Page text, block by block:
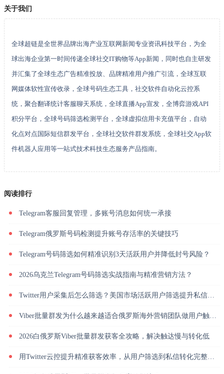
关于我们
全球超链是全世界品牌出海产业互联网新闻专业资讯科技平台，为全
球出海企业第一时间传递全球社交IT购物等App新闻，同时也自主研发
并汇集了全球生态广告精准投放、品牌精准用户推广引流，全球互联
网媒体软性宣传收录，全球号码生态工具，社交软件自动化云控系
统，聚合翻译统计客服聊天系统，全球直播App宣发，全博弈游戏API
积分平台，全球号码筛选检测平台，全球虚拟信用卡充值平台，自动
化点对点国际短信群发平台，全球社交软件群发系统，全球社交App软
件机器人应用等一站式技术科技生态服务产品指南。
阅读排行
Telegram客服回复管理，多账号消息如何统一承接
Telegram俄罗斯号码检测提升账号存活率的关键技巧
Telegram号码筛选如何精准识别3天活跃用户并降低封号风险？
2026乌克兰Telegram号码筛选实战指南与精准营销方法？
Twitter用户采集后怎么筛选？美国市场活跃用户筛选提升私信回复率
Viber批量群发为什么越来越适合俄罗斯海外营销团队做用户触达？
2026白俄罗斯Viber批量群发获客全攻略，解决触达慢与转化低
用Twitter云控提升精准获客效率，从用户筛选到私信转化完整解析